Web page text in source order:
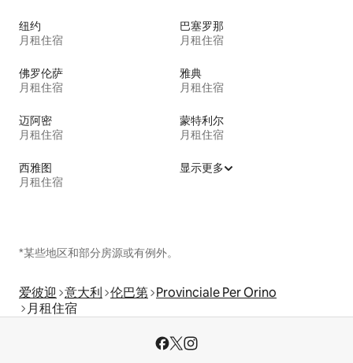
纽约
月租住宿
巴塞罗那
月租住宿
佛罗伦萨
月租住宿
雅典
月租住宿
迈阿密
月租住宿
蒙特利尔
月租住宿
西雅图
月租住宿
显示更多
*某些地区和部分房源或有例外。
爱彼迎 意大利 伦巴第 Provinciale Per Orino
月租住宿